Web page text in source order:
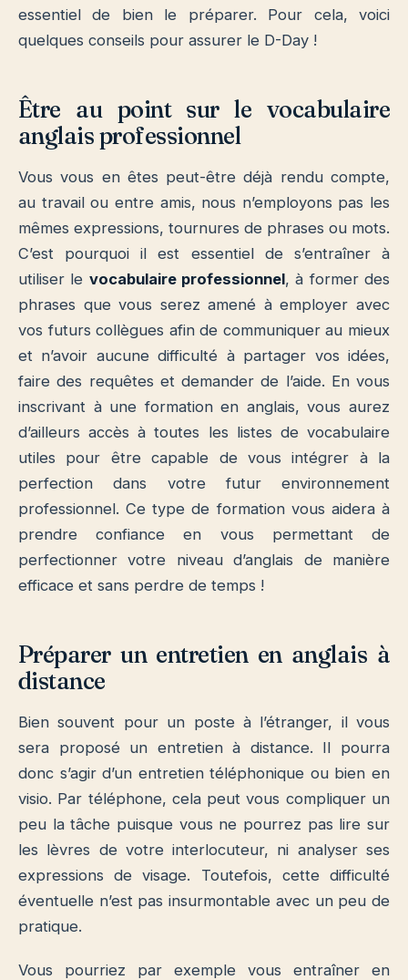
essentiel de bien le préparer. Pour cela, voici
quelques conseils pour assurer le D-Day !
Être au point sur le vocabulaire
anglais professionnel
Vous vous en êtes peut-être déjà rendu compte,
au travail ou entre amis, nous n’employons pas les
mêmes expressions, tournures de phrases ou mots.
C’est pourquoi il est essentiel de s’entraîner à
utiliser le vocabulaire professionnel, à former des
phrases que vous serez amené à employer avec
vos futurs collègues afin de communiquer au mieux
et n’avoir aucune difficulté à partager vos idées,
faire des requêtes et demander de l’aide. En vous
inscrivant à une formation en anglais, vous aurez
d’ailleurs accès à toutes les listes de vocabulaire
utiles pour être capable de vous intégrer à la
perfection dans votre futur environnement
professionnel. Ce type de formation vous aidera à
prendre confiance en vous permettant de
perfectionner votre niveau d’anglais de manière
efficace et sans perdre de temps !
Préparer un entretien en anglais à
distance
Bien souvent pour un poste à l’étranger, il vous
sera proposé un entretien à distance. Il pourra
donc s’agir d’un entretien téléphonique ou bien en
visio. Par téléphone, cela peut vous compliquer un
peu la tâche puisque vous ne pourrez pas lire sur
les lèvres de votre interlocuteur, ni analyser ses
expressions de visage. Toutefois, cette difficulté
éventuelle n’est pas insurmontable avec un peu de
pratique.
Vous pourriez par exemple vous entraîner en